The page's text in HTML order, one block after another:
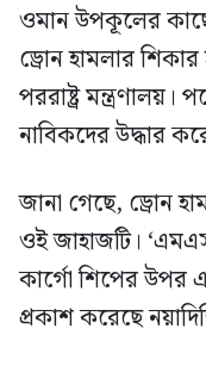
ওমান উপকূলের
ড্রোন হামলার
পররাষ্ট্র
নাবিকদের উদ্ধার
জানা গেছে, ড্রোন
ওই জাহাজটি।
কার্গো শিপের উপর
প্রকাশ করেছে